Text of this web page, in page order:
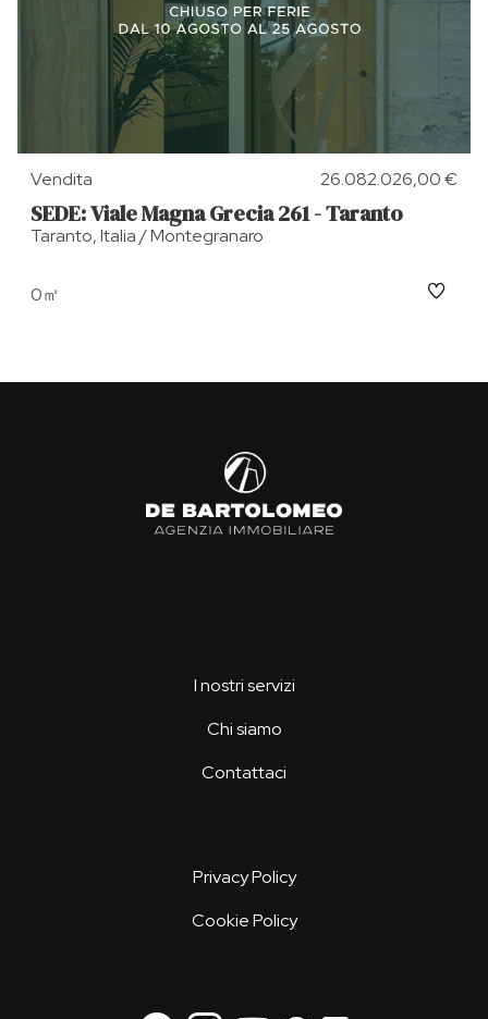
Vendita 26.082.026,00 €
SEDE: Viale Magna Grecia 261 - Taranto
Taranto, Italia / Montegranaro
0㎡
I nostri servizi
Chi siamo
Contattaci
Privacy Policy
Cookie Policy